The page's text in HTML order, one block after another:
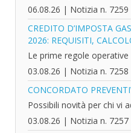
06.08.26 | Notizia n. 7259
CREDITO D’IMPOSTA
2026: REQUISITI,
Le prime regole operative
03.08.26 | Notizia n. 7258
CONCORDATO
Possibili novità per chi vi
03.08.26 | Notizia n. 7257